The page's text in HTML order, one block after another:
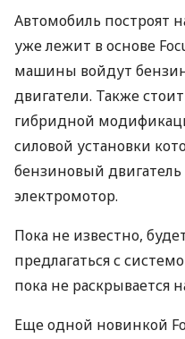
Автомобиль построят
уже лежит в основе
машины войдут
двигатели. Также
гибридной
силовой установки
бензиновый
электромотор.
Пока не известно,
предлагаться с
пока не раскрывается
Еще одной новинкой